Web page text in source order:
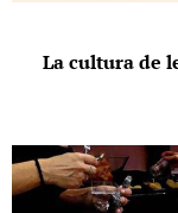
La cultura de